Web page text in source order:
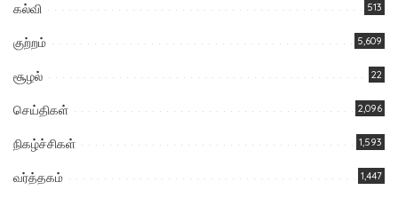
கல்வி 513
குற்றம் 5,609
சூழல் 22
செய்திகள் 2,096
நிகழ்ச்சிகள் 1,593
வர்த்தகம் 1,447